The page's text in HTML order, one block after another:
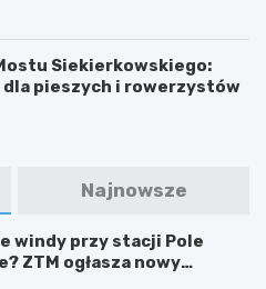
Siekierkowskiego:
pieszych i rowerzystów
Najnowsze
windy przy stacji Pole
ZTM ogłasza nowy